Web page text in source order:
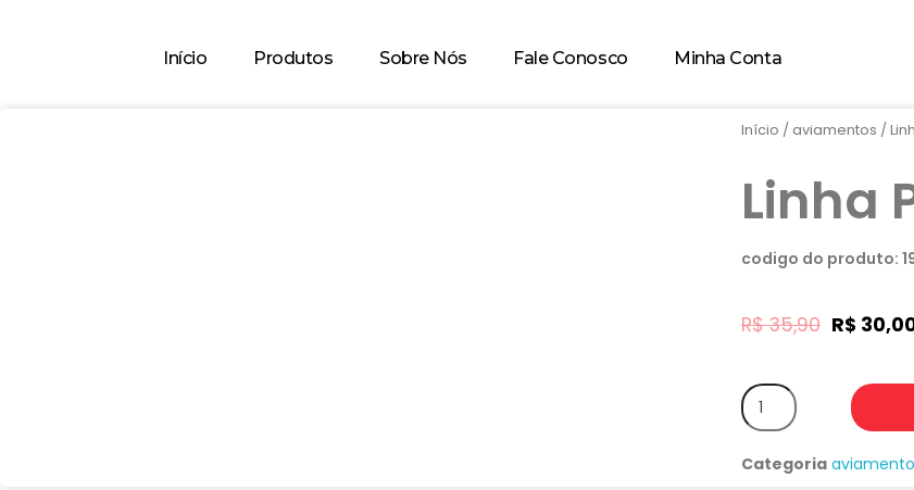
Início Produtos Sobre Nós Fale Conosco Minha Conta
Início / aviamentos /
Linha
codigo do produto:
R$35,90 R$
Categoria